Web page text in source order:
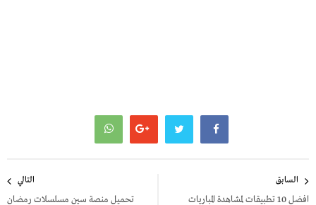
المقالات
السابق
افضل 10 تطبيقات لمشاهدة المباريات
التالي
تحميل منصة سين مسلسلات رمضان